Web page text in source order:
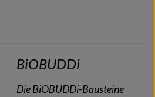
BiOBUDDi
Die BiOBUDDi-Bausteine